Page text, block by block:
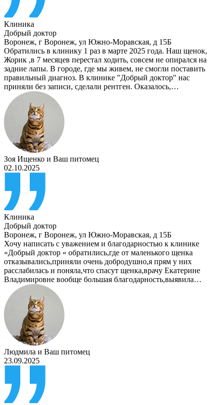
Клиника
Добрый доктор
Воронеж, г Воронеж, ул Южно-Моравская, д 15Б
Обратились в клинику 1 раз в марте 2025 года. Наш щенок,
Жорик ,в 7 месяцев перестал ходить, совсем не опирался на
задние лапы. В городе, где мы живем, не смогли поставить
правильный диагноз. В клинике "Добрый доктор" нас
приняли без записи, сделали рентген. Оказалось,…
Зоя Ищенко и Ваш питомец
02.10.2025
Клиника
Добрый доктор
Воронеж, г Воронеж, ул Южно-Моравская, д 15Б
Хочу написать с уважением и благодарностью к клинике
«Добрый доктор « обратились,где от маленького щенка
отказывались,приняли очень добродушно,я прям у них
расслабилась и поняла,что спасут щенка,врачу Екатерине
Владимировне вообще большая благодарность,выявила…
Людмила и Ваш питомец
23.09.2025